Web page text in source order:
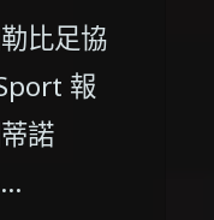
比足協
報
諾